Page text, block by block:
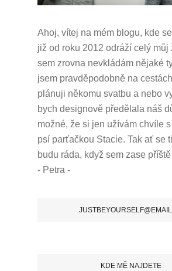
Ahoj, vítej na mém blogu, kde
již od roku 2012 odráží celý můj
sem zrovna nevkládám nějaké
jsem pravděpodobně na
plánuji někomu svatbu a nebo
bych designově předělala náš
možné, že si jen užívám chvíle
psí parťačkou Stacie. Tak ať se
budu ráda, když sem zase
- Petra -
KDE MĚ NAJDETE